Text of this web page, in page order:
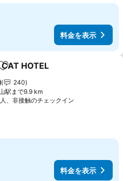
料金を表示
お気に入りに追加
CAT HOTEL
のランク
240
駅まで9.9 km
、非接触のチェックイン
料金を表示